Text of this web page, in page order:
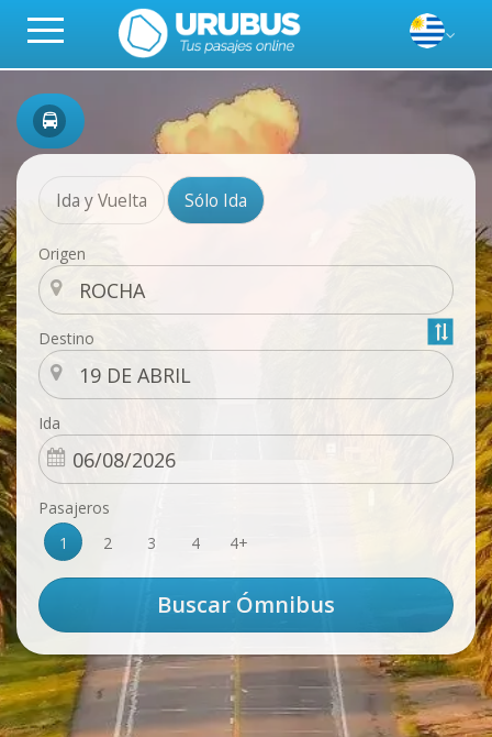
Ida y Vuelta Sólo Ida
Origen
Destino
Ida
Pasajeros
1
2 3 4 4+